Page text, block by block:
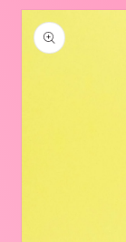
directamente
a la
información